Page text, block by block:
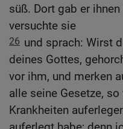
süß. Dort gab er
versuchte sie
26 und sprach: Wirst
deines Gottes,
vor ihm, und merken
alle seine Gesetze,
Krankheiten